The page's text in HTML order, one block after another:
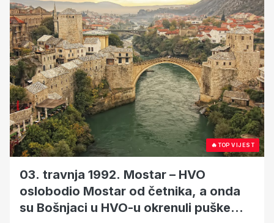
🔥TOP VIJEST
03. travnja 1992. Mostar – HVO
oslobodio Mostar od četnika, a onda
su Bošnjaci u HVO-u okrenuli puške